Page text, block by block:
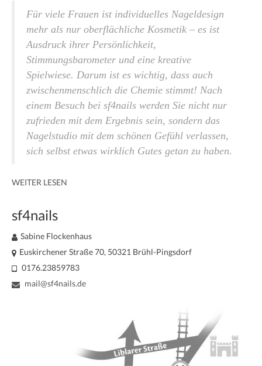
Für viele Frauen ist individuelles Nageldesign
mehr als nur oberflächliche Kosmetik – es ist
Ausdruck ihrer Persönlichkeit,
Stimmungsbarometer und eine kreative
Spielwiese. Darum ist es wichtig, dass auch
zwischen­menschlich die Chemie stimmt! Nach
einem Besuch bei sf4nails werden Sie nicht nur
zufrieden mit dem Ergebnis sein, sondern das
Nagelstudio mit dem schönen Gefühl verlassen,
sich selbst etwas wirklich Gutes getan zu haben.
WEITER LESEN
sf4nails
Sabine Flockenhaus
Euskirchener Straße 70, 50321 Brühl-Pingsdorf
0176.23859783
mail@sf4nails.de